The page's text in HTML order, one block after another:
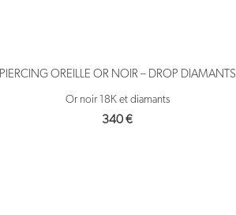
PIERCING OREILLE OR NOIR – DROP DIAMANTS
Or noir 18K et diamants
340€